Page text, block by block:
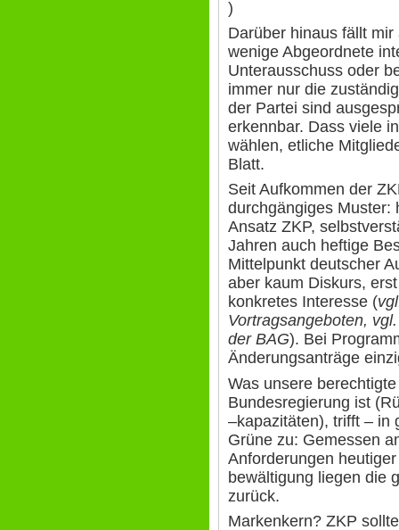
)
Darüber hinaus fällt
wenige Abgeordnete
Unterausschuss oder
immer nur die
der Partei sind
erkennbar. Dass viele
wählen, etliche
Blatt.
Seit Aufkommen der
durchgängiges Muster:
Ansatz ZKP,
Jahren auch heftige
Mittelpunkt deutscher
aber kaum Diskurs,
konkretes Interesse (
Vortragsangeboten,
der BAG). Bei
Änderungsanträge
Was unsere
Bundesregierung ist
–kapazitäten), trifft – in
Grüne zu: Gemessen
Anforderungen
bewältigung liegen die
zurück.
Markenkern? ZKP